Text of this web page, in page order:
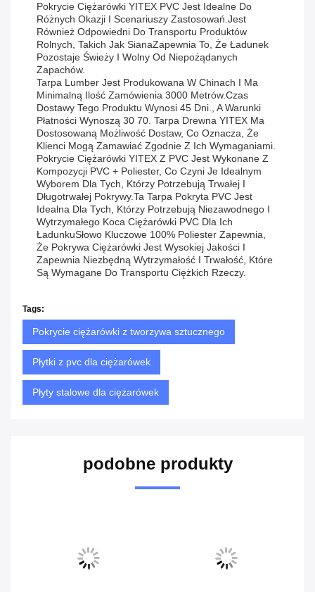
Pokrycie Ciężarówki YITEX PVC Jest Idealne Do
Różnych Okazji I Scenariuszy Zastosowań.Jest
Również Odpowiedni Do Transportu Produktów
Rolnych, Takich Jak SianaZapewnia To, Że Ładunek
Pozostaje Świeży I Wolny Od Niepożądanych
Zapachów.
Tarpa Lumber Jest Produkowana W Chinach I Ma
Minimalną Ilość Zamówienia 3000 Metrów.Czas
Dostawy Tego Produktu Wynosi 45 Dni., A Warunki
Płatności Wynoszą 30 70. Tarpa Drewna YITEX Ma
Dostosowaną Możliwość Dostaw, Co Oznacza, Że
Klienci Mogą Zamawiać Zgodnie Z Ich Wymaganiami.
Pokrycie Ciężarówki YITEX Z PVC Jest Wykonane Z
Kompozycji PVC + Poliester, Co Czyni Je Idealnym
Wyborem Dla Tych, Którzy Potrzebują Trwałej I
Długotrwałej Pokrywy.Ta Tarpa Pokryta PVC Jest
Idealna Dla Tych, Którzy Potrzebują Niezawodnego I
Wytrzymałego Koca Ciężarówki PVC Dla Ich
ŁadunkuSłowo Kluczowe 100% Poliester Zapewnia,
Że Pokrywa Ciężarówki Jest Wysokiej Jakości I
Zapewnia Niezbędną Wytrzymałość I Trwałość, Które
Są Wymagane Do Transportu Ciężkich Rzeczy.
Tags:
Pokrycie ciężarówki z tworzywa sztucznego
Płytki z pvc dla ciężarówek
Płyty stalowe dla ciężarówek
podobne produkty